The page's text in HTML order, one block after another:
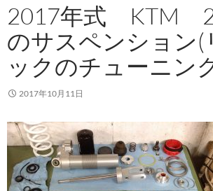
2017年式 KTM
のサスペンション(
ックのチューニン
2017年10月11日